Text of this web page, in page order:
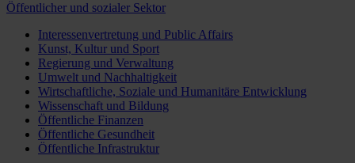
Öffentlicher und sozialer Sektor
Interessenvertretung und Public Affairs
Kunst, Kultur und Sport
Regierung und Verwaltung
Umwelt und Nachhaltigkeit
Wirtschaftliche, Soziale und Humanitäre Entwicklung
Wissenschaft und Bildung
Öffentliche Finanzen
Öffentliche Gesundheit
Öffentliche Infrastruktur